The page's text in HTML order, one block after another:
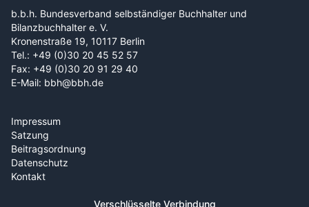
b.b.h. Bundesverband selbständiger Buchhalter und
Bilanzbuchhalter e. V.
Kronenstraße 19, 10117 Berlin
Tel.: +49 (0)30 20 45 52 57
Fax: +49 (0)30 20 91 29 40
E-Mail: bbh@bbh.de
Impressum
Satzung
Beitragsordnung
Datenschutz
Kontakt
Verschlüsselte Verbindung